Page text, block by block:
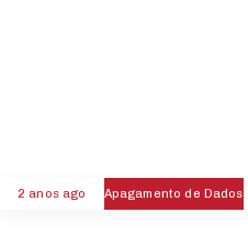
2 anos ago Apagamento de Dados